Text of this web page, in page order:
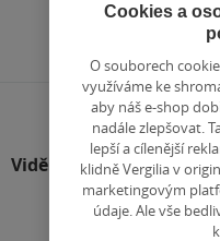
Viděli jste
Cookies a
O souborech
využíváme ke
aby náš e-shop
nadále zlepšovat.
lepší a cílenější
klidně Vergilia v
marketingovým
údaje. Ale vše